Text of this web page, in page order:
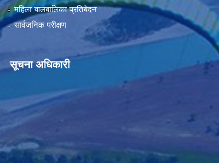
महिला बालबालिका प्रतिबेदन
सार्वजनिक परीक्षण
सूचना अधिकारी